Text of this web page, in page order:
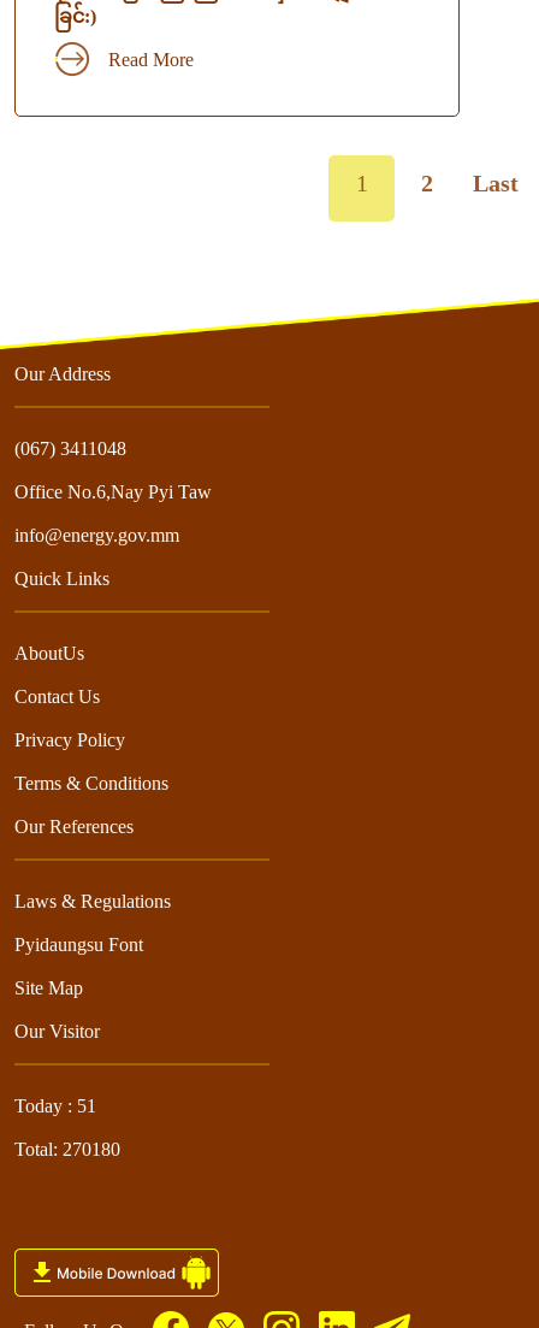
ခြင်:)
Read More
1 2 Last
Our Address
(067) 3411048
Office No.6,Nay Pyi Taw
info@energy.gov.mm
Quick Links
AboutUs
Contact Us
Privacy Policy
Terms & Conditions
Our References
Laws & Regulations
Pyidaungsu Font
Site Map
Our Visitor
Today : 51
Total: 270180